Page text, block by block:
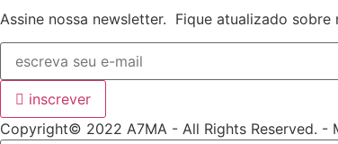
Assine nossa newsletter. Fique atualizado
inscrever
Copyright© 2022 A7MA - All Rights Reserved. -